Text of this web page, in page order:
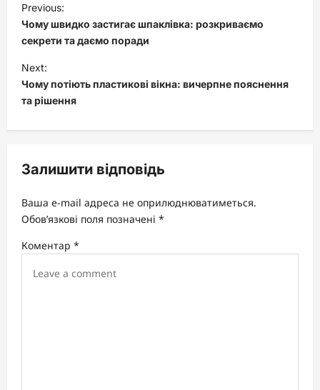
o
s
t
n
a
v
g
a
t
i
Previous:
Чому швидко застигає шпаклівка: розкриваємо
секрети та даємо поради
Next:
Чому потіють пластикові вікна: вичерпне пояснення
та рішення
Залишити відповідь
Ваша e-mail адреса не оприлюднюватиметься.
Обов’язкові поля позначені *
Коментар *